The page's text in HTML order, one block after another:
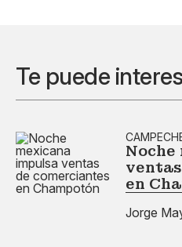
Te puede
en
Jorge